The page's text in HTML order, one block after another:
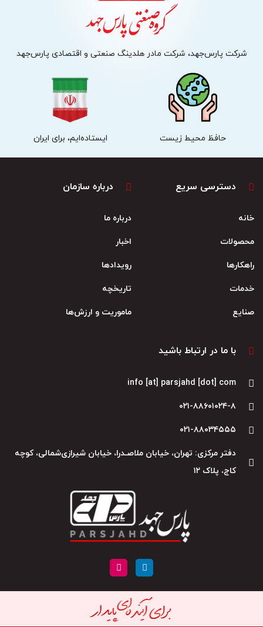
شرکت پارس‌جهد، شرکت مادر هلدینگ صنعتی و اقتصادی پارس‌جهد
حافظ محیط زیست ایستاده‌ایم، برای ایران
دسترسی سریع
خانه
محصولات
راهکارها
خدمات
صنایع
درباره سازمان
درباره ما
اخبار
رویدادها
تاریخچه
ماموریت و ارزش‌ها
با ما در ارتباط باشید
info [at] parsjahd [dot] com
۰۲۱-۸۸۶۰۱۰۲۴-۸
۰۲۱-۸۸۰۳۴۵۵۵
دفتر مرکزی: تهران، خیابان ملاصـدرا، خیابان شیرازی‌شمالی، کوچه
کاج، پلاک ۱۲
i
n
k
d
i
n
n
s
t
g
r
a
m